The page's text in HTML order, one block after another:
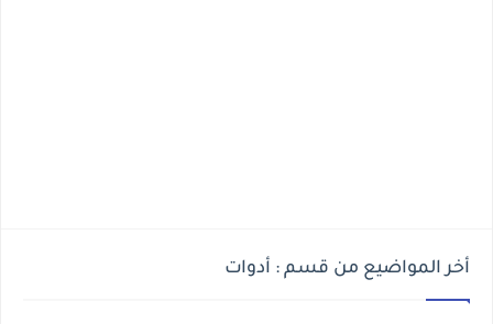
أخر المواضيع من قسم : أدوات